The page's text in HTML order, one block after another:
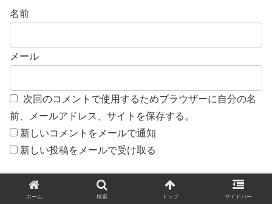
名前
メール
次回のコメントで使用するためブラウザーに自分の名
前、メールアドレス、サイトを保存する。
新しいコメントをメールで通知
新しい投稿をメールで受け取る
ホーム 検索 トップ サイドバー